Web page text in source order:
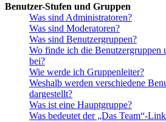
Benutzer-Stufen und Gruppen
Was sind Administratoren?
Was sind Moderatoren?
Was sind Benutzergruppen?
Wo finde ich die Benutzergruppen
bei?
Wie werde ich Gruppenleiter?
Weshalb werden verschiedene
dargestellt?
Was ist eine Hauptgruppe?
Was bedeutet der „Das Team“-